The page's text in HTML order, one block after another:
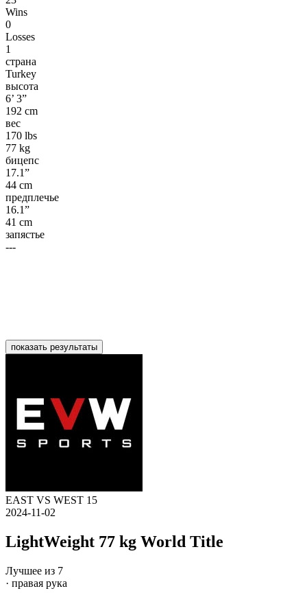
Wins
0
Losses
1
страна
Turkey
высота
6’ 3”
192 cm
вес
170 lbs
77 kg
бицепс
17.1”
44 cm
предплечье
16.1”
41 cm
запястье
---
показать результаты
EAST VS WEST 15
2024-11-02
LightWeight 77 kg World Title
Лучшее из 7
· правая рука